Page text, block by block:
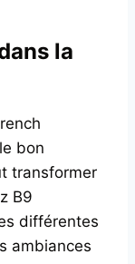
la
bon
transformer
B9
différentes
ambiances